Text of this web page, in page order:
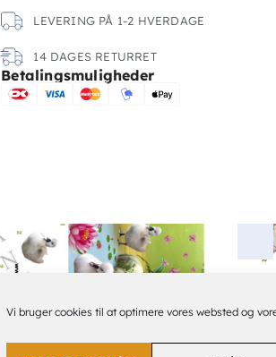
Vi bruger cookies til at optimere vores websted og
LEVERING PÅ 1-2 HVERDAGE
14 DAGES RETURRET
Betalingsmuligheder